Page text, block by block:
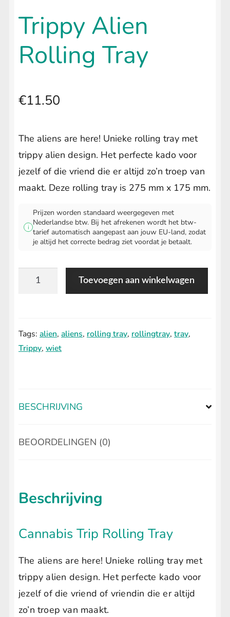
Trippy Alien
Rolling Tray
€11.50
The aliens are here! Unieke rolling tray met
trippy alien design. Het perfecte kado voor
jezelf of die vriend die er altijd zo’n troep van
maakt. Deze rolling tray is 275 mm x 175 mm.
i
Prijzen worden standaard weergegeven met
Nederlandse btw. Bij het afrekenen wordt het btw-
tarief automatisch aangepast aan jouw EU-land, zodat
je altijd het correcte bedrag ziet voordat je betaalt.
Trippy
aantal
Toevoegen aan winkelwagen
Tags: alien, aliens, rolling tray, rollingtray, tray,
Trippy, wiet
BESCHRIJVING
BEOORDELINGEN (0)
Beschrijving
Cannabis Trip Rolling Tray
The aliens are here! Unieke rolling tray met
trippy alien design. Het perfecte kado voor
jezelf of die vriend of vriendin die er altijd
zo’n troep van maakt.